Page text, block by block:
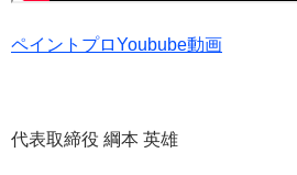
ペイントプロYoubube動画
代表取締役 綱本 英雄